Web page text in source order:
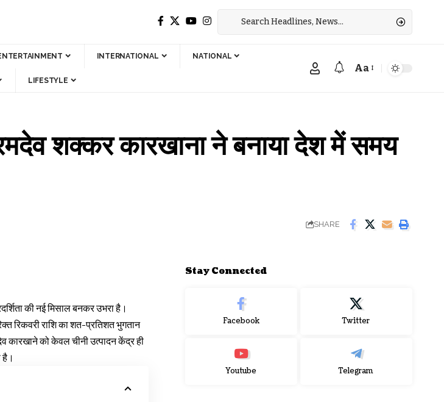
INTERNATIONAL NATIONAL
LIFESTYLE
Aa
शक्कर कारखाना ने बनाया देश में समय
SHARE
की नई मिसाल बनकर उभरा है।
रिकवरी राशि का शत-प्रतिशत भुगतान
कारखाने को केवल चीनी उत्पादन केंद्र ही
है।
Stay Connected
Facebook Twitter
Youtube Telegram